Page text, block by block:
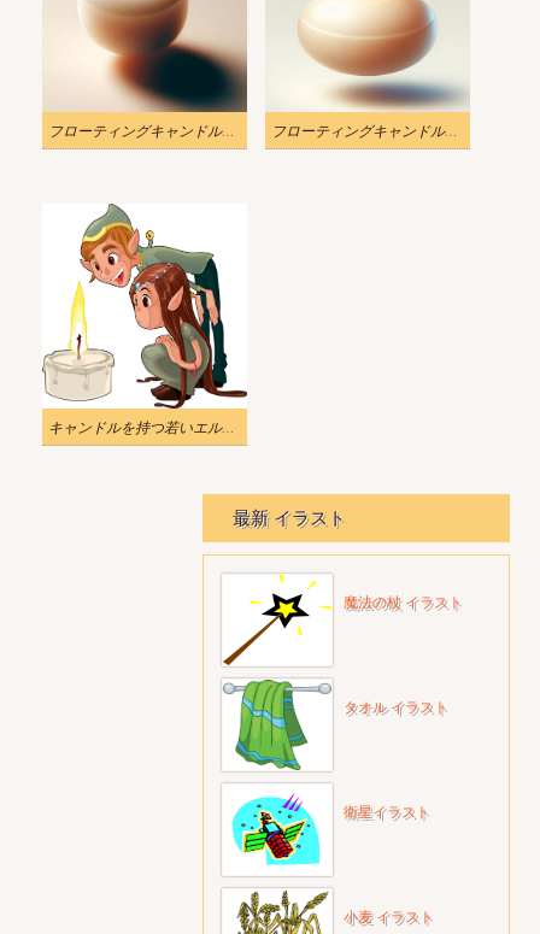
フローティングキャンドルのイラスト 2 フローティングキャンドルのイラスト 3
キャンドルを持つ若いエルフのイラスト
最新 イラスト
魔法の杖 イラスト
タオル イラスト
衛星イラスト
小麦 イラスト